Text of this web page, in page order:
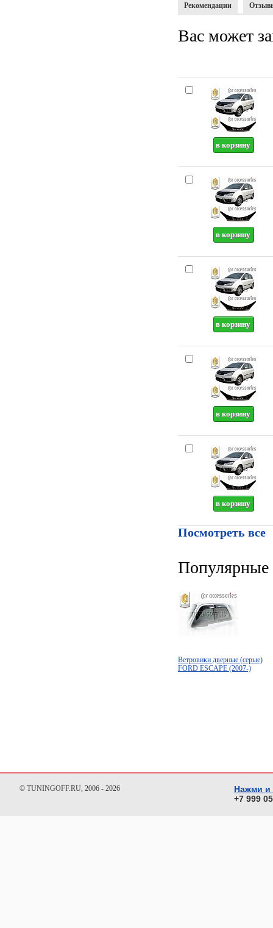
Рекомендации
Вас может
Посмотреть все
Популярные
Ветровики дверные (серые)
FORD ESCAPE (2007-)
© TUNINGOFF.RU, 2006 - 2026
Нажми и
+7 999